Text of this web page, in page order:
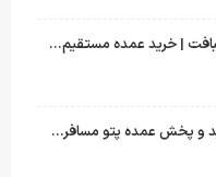
قیمت پتو یک‌نفره ضخیم گلبافت | خرید عمده مستقیم با بهترین قیمت
قیمت پتو سبک سنس | خرید و پخش عمده پتو مسافرتی Sense